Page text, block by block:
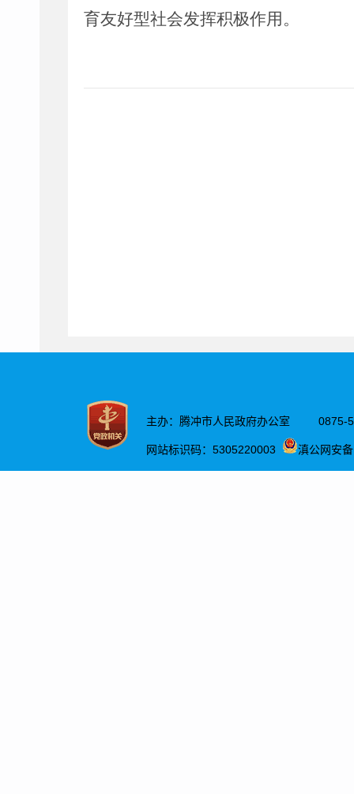
育友好型社会发挥积极作用。